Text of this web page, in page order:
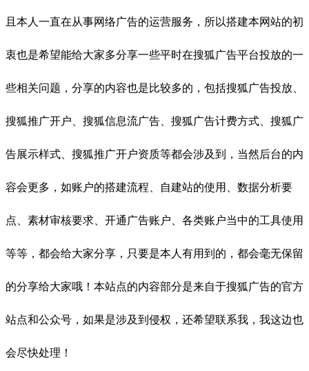
且本人一直在从事网络广告的运营服务，所以搭建本网站的初
衷也是希望能给大家多分享一些平时在搜狐广告平台投放的一
些相关问题，分享的内容也是比较多的，包括搜狐广告投放、
搜狐推广开户、搜狐信息流广告、搜狐广告计费方式、搜狐广
告展示样式、搜狐推广开户资质等都会涉及到，当然后台的内
容会更多，如账户的搭建流程、自建站的使用、数据分析要
点、素材审核要求、开通广告账户、各类账户当中的工具使用
等等，都会给大家分享，只要是本人有用到的，都会毫无保留
的分享给大家哦！本站点的内容部分是来自于搜狐广告的官方
站点和公众号，如果是涉及到侵权，还希望联系我，我这边也
会尽快处理！